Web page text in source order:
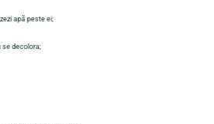
apă peste ei;
se decolora;